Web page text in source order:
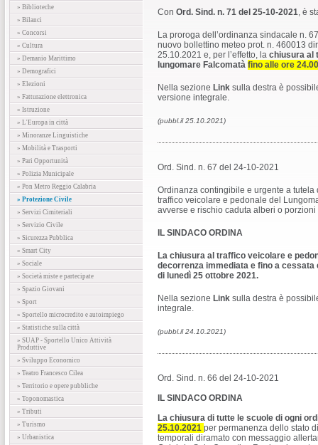
» Biblioteche
» Bilanci
» Concorsi
» Cultura
» Demanio Marittimo
» Demografici
» Elezioni
» Fatturazione elettronica
» Istruzione
» L'Europa in città
» Minoranze Linguistiche
» Mobilità e Trasporti
» Pari Opportunità
» Polizia Municipale
» Pon Metro Reggio Calabria
» Protezione Civile
» Servizi Cimiteriali
» Servizio Civile
» Sicurezza Pubblica
» Smart City
» Sociale
» Società miste e partecipate
» Spazio Giovani
» Sport
» Sportello microcredito e autoimpiego
» Statistiche sulla città
» SUAP - Sportello Unico Attività
Produttive
» Sviluppo Economico
» Teatro Francesco Cilea
» Territorio e opere pubbliche
» Toponomastica
» Tributi
» Turismo
» Urbanistica
Con Ord. Sind. n. 71 del 25-10-2021, è
La proroga dell’ordinanza sindacale n.
nuovo bollettino meteo prot. n. 460013
25.10.2021 e, per l’effetto, la chiusura al
lungomare Falcomatà fino alle ore
Nella sezione Link sulla destra è
versione integrale.
(pubbl.il 25.10.2021)
Ord. Sind. n. 67 del 24-10-2021
Ordinanza contingibile e urgente a
traffico veicolare e pedonale del
avverse e rischio caduta alberi o
IL SINDACO ORDINA
La chiusura al traffico veicolare e
decorrenza immediata e fino a cessata
di lunedì 25 ottobre 2021.
Nella sezione Link sulla destra è
integrale.
(pubbl.il 24.10.2021)
Ord. Sind. n. 66 del 24-10-2021
IL SINDACO ORDINA
La chiusura di tutte le scuole di ogni
25.10.2021 per permanenza dello stato
temporali diramato con messaggio